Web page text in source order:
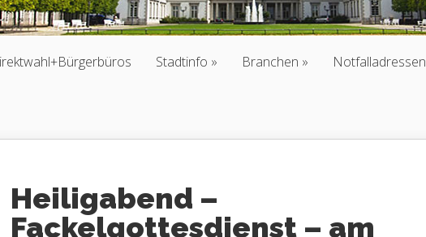
Stadtinfo Branchen Notfalladressen
Heiligabend –
Fackelgottesdienst – am